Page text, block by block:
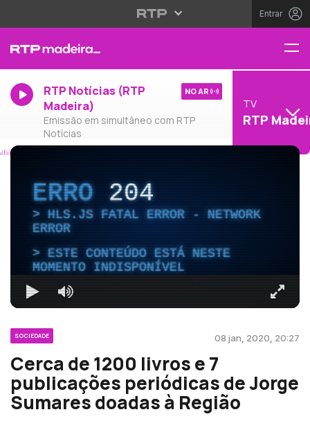
Entrar
RTP Notícias (RTP
Madeira)
Emissão em simultâneo com RTP
Notícias
NO AR
TV
RTP
ERRO204
HLS.JS FATAL ERROR - NETWORK
ERROR
ESTE CONTEÚDO ESTÁ NESTE
MOMENTO INDISPONÍVEL
SOCIEDADE 08 jan, 2020, 20:27
Cerca de 1200 livros e 7
publicações periódicas de Jorge
Sumares doadas à Região